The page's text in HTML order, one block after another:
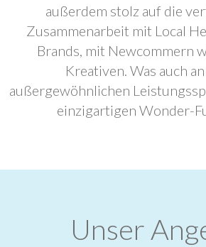
außerdem stolz auf die
Zusammenarbeit mit Local
Brands, mit Newcommern
Kreativen. Was auch
außergewöhnlichen
einzigartigen Wonder-
Unser